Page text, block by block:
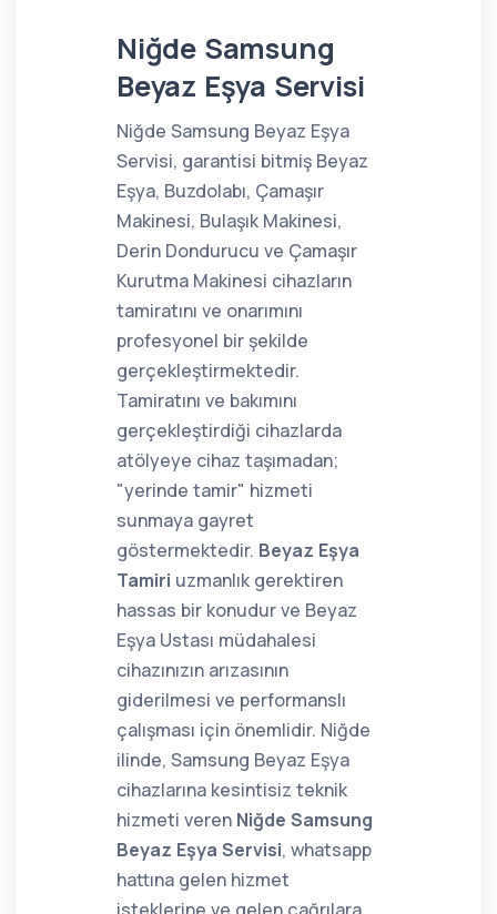
Niğde Samsung
Beyaz Eşya Servisi
Niğde Samsung Beyaz Eşya
Servisi, garantisi bitmiş Beyaz
Eşya, Buzdolabı, Çamaşır
Makinesi, Bulaşık Makinesi,
Derin Dondurucu ve Çamaşır
Kurutma Makinesi cihazların
tamiratını ve onarımını
profesyonel bir şekilde
gerçekleştirmektedir.
Tamiratını ve bakımını
gerçekleştirdiği cihazlarda
atölyeye cihaz taşımadan;
"yerinde tamir" hizmeti
sunmaya gayret
göstermektedir. Beyaz Eşya
Tamiri uzmanlık gerektiren
hassas bir konudur ve Beyaz
Eşya Ustası müdahalesi
cihazınızın arızasının
giderilmesi ve performanslı
çalışması için önemlidir. Niğde
ilinde, Samsung Beyaz Eşya
cihazlarına kesintisiz teknik
hizmeti veren Niğde Samsung
Beyaz Eşya Servisi, whatsapp
hattına gelen hizmet